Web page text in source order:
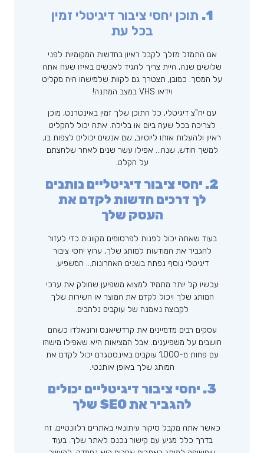
1. תוכן יחסי ציבור דיגיטלי זמין
בכל עת
אם התמזל מזלך לקבל ראיון בחדשות המקומיות לפני
שלושים שנה, היית צריך להגיד לאנשים באיזו שעה אתה
על המסך. כמובן, תצטרך גם לקוות שלמישהו היה מקליט
וידאו VHS במצב המתנה!
עם יח"צ דיגיטלי, כל התוכן שלך זמין באינטרנט, מוכן
לצריכה בכל שעה ביום או בלילה. אתה יכול להקליט
ראיון ולהעלות אותו ליוטיוב, שם אנשים יכולים לצפות בו,
למשך חודש, שנה… אפילו עשר שנים לאחר שלחצתם
על הקלט.
2. יחסי ציבור דיגיטליים נותנים
לך דרכים חדשות לקדם את
העסק שלך
בעוד שאתה יכול לפנות לפרסומים מקוונים כדי לעזור
להגביר את המודעות למותג שלך, ערוץ יחסי ציבור
דיגיטלי נוסף נפתח בשנים האחרונות… המשפיע.
עכשיו קל יותר מתמיד למצוא משפיען שחולק את ערכי
המותג שלך ויכול לקדם את המוצר או השירות שלך
לקבוצה נאמנה של עוקבים נלהבים.
עסקים רבים מדמיינים את קרדשיאנס ורונאלדו כשהם
חושבים על משפיענים. אבל המציאות היא שאפילו מישהו
עם פחות מ-1,000 עוקבים באינסטגרם יכול לקדם את
המותג שלך באופן אותנטי.
3. יחסי ציבור דיגיטליים יכולים
להגביר את SEO שלך
כאשר אתה מקבל סיקור עיתונאי באתרים רלוונטיים, זה
בדרך כלל מגיע עם קישור נכנס לאתר שלך. בעוד